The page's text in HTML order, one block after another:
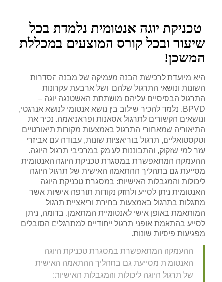
טכניקת יוגה אנטומית נלמדת בכל
שיעור ובכל קורס המוצעים במכללת
המשכן!
היא מיועדת לרכישת הבנה מעמיקה של מבנה הסדרות
השונות ונושאי התרגול שלהם, ושל ארבעת עקרונות
התרגול הבסיסיים עליהם מושתתת האשטנגה יוגה –
BPVD. נלמד להכיר שילוב בין נושא אנטומי לנושא אנרגטי,
ונושאים הקשורים לתרגול אסאנות ופראניאמה. נכיר את
התיאוריה שמאחורי התרגול באמצעות מקורות תיאורטיים
וטקסטואליים, תרגול בוריאציות שונות, עבודה עם אביזרי
עזר למי שזקוק, והתבוננות לעומק במרכיבי תרגול היוגה.
ההעמקה המתאפשרת במסגרת טכניקת היוגה האנטומית
מסייעת גם בתהליך ההתאמה האישית של תרגול היוגה
ליכולות והמגבלות האישיות: במסגרת טכניקת היוגה
האנטומית ניתן לסייע ולחזק נקודות תורפה אישיות אשר
מתגלות בתרגול באמצעות בחירת וריאציית תרגול
המותאמת באופן אישי לאנטומיית המתאמן. בדומה, ניתן
לסייע בהתאמת אופני תרגול ייחודיים למתרגלים הסובלים
מפגיעות פיסיות שונות.
ההעמקה המתאפשרת במסגרת טכניקת היוגה
האנטומית מסייעת גם בתהליך ההתאמה האישית
של תרגול היוגה ליכולות והמגבלות האישיות: